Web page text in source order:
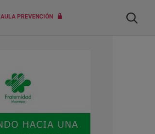
AULA PREVENCIÓN Buscar